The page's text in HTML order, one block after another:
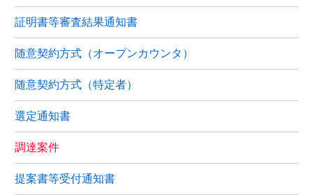
証明書等審査結果通知書
随意契約方式（オープンカウンタ）
随意契約方式（特定者）
選定通知書
調達案件
提案書等受付通知書